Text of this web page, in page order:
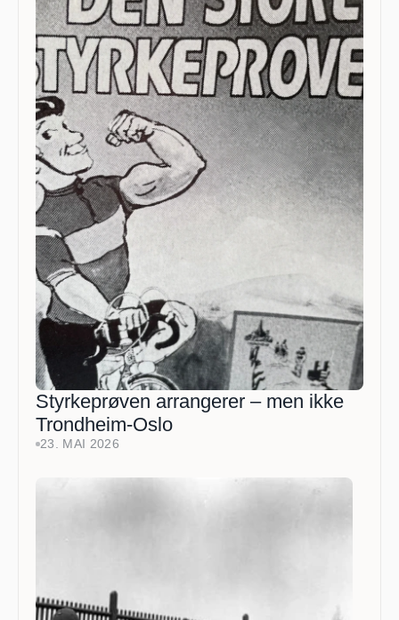
Styrkeprøven arrangerer – men ikke
Trondheim-Oslo
23. MAI 2026